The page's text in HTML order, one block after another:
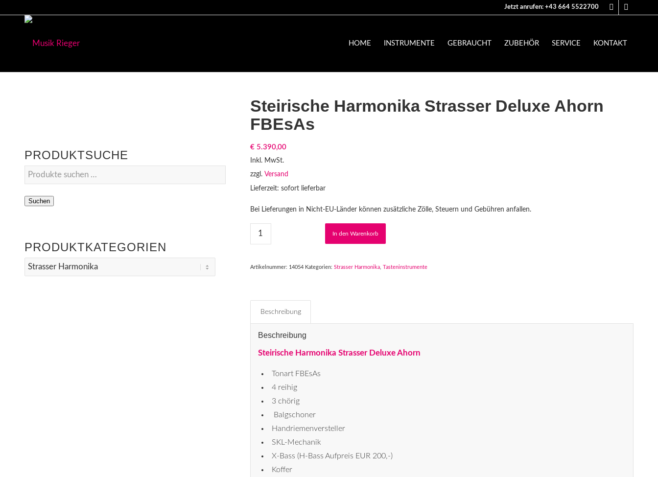
Jetzt anrufen: +43 664 5522700
HOME INSTRUMENTE GEBRAUCHT ZUBEHÖR SERVICE KONTAKT
PRODUKTSUCHE
Suchen
PRODUKTKATEGORIEN
Steirische Harmonika Strasser Deluxe Ahorn
FBEsAs
€5.390,00
Inkl. MwSt.
zzgl. Versand
Lieferzeit: sofort lieferbar
Bei Lieferungen in Nicht-EU-Länder können zusätzliche Zölle, Steuern und Gebühren anfallen.
In den Warenkorb
Artikelnummer: 14054 Kategorien: Strasser Harmonika, Tasteninstrumente
Beschreibung
Beschreibung
Steirische Harmonika Strasser Deluxe Ahorn
Tonart FBEsAs
4 reihig
3 chörig
Balgschoner
Handriemenversteller
SKL-Mechanik
X-Bass (H-Bass Aufpreis EUR 200,-)
Koffer